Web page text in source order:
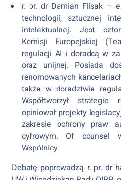
r. pr. dr Damian Flisak –
technologii, sztucznej
intelektualnej. Jest
Komisji Europejskiej
regulacji AI i doradcą w
oraz unijnej. Posiada
renomowanych
także w doradztwie
Współtworzył
opiniował projekty
zakresie ochrony praw
cyfrowym. Of counsel
Wspólnicy.
Debatę poprowadzą r. pr. dr